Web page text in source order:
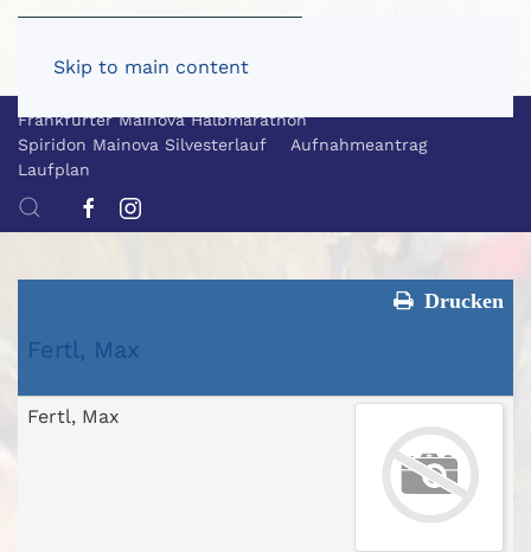
Skip to main content
Frankfurter Mainova Halbmarathon
Spiridon Mainova Silvesterlauf
Aufnahmeantrag
Laufplan
Drucken
Fertl, Max
Fertl, Max